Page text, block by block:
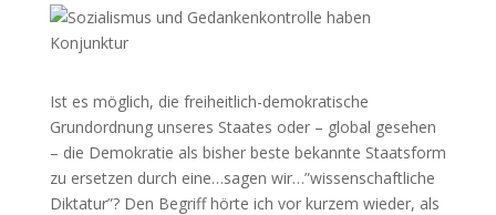
Ist es möglich, die freiheitlich-demokratische
Grundordnung unseres Staates oder – global gesehen
– die Demokratie als bisher beste bekannte Staatsform
zu ersetzen durch eine…sagen wir…”wissenschaftliche
Diktatur”? Den Begriff hörte ich vor kurzem wieder, als